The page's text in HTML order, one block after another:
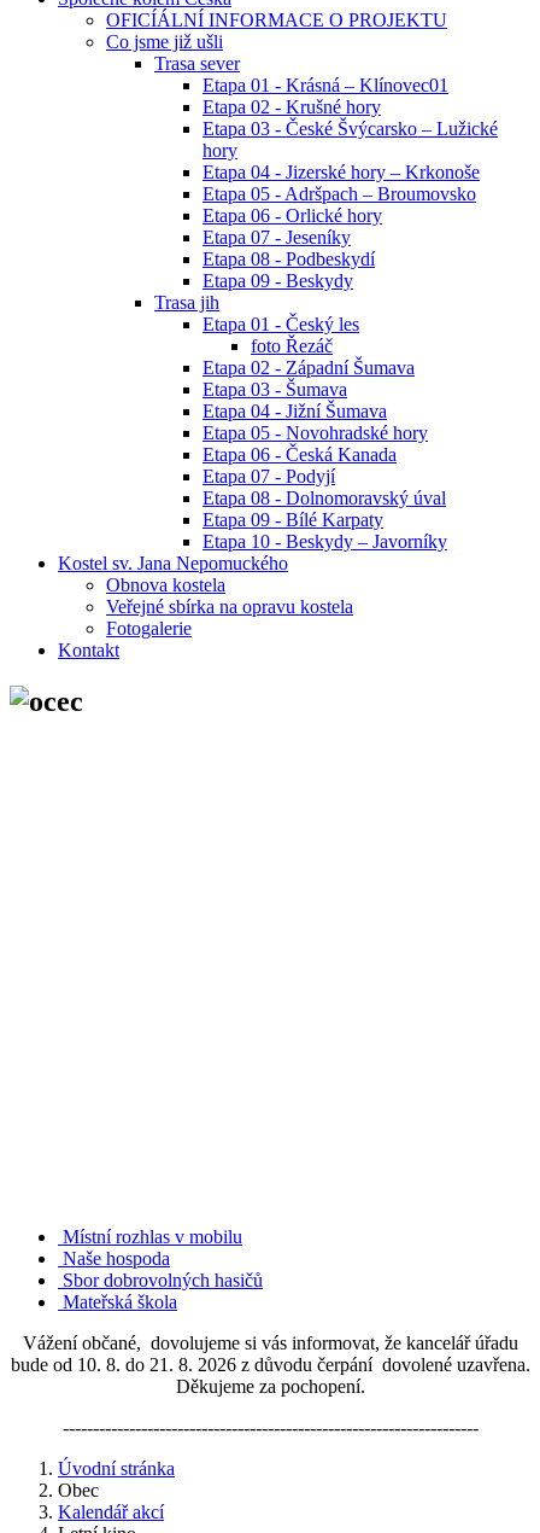
OFICÍÁLNÍ INFORMACE O PROJEKTU
Co jsme již ušli
Trasa sever
Etapa 01 - Krásná – Klínovec01
Etapa 02 - Krušné hory
Etapa 03 - České Švýcarsko – Lužické
hory
Etapa 04 - Jizerské hory – Krkonoše
Etapa 05 - Adršpach – Broumovsko
Etapa 06 - Orlické hory
Etapa 07 - Jeseníky
Etapa 08 - Podbeskydí
Etapa 09 - Beskydy
Trasa jih
Etapa 01 - Český les
foto Řezáč
Etapa 02 - Západní Šumava
Etapa 03 - Šumava
Etapa 04 - Jižní Šumava
Etapa 05 - Novohradské hory
Etapa 06 - Česká Kanada
Etapa 07 - Podyjí
Etapa 08 - Dolnomoravský úval
Etapa 09 - Bílé Karpaty
Etapa 10 - Beskydy – Javorníky
Kostel sv. Jana Nepomuckého
Obnova kostela
Veřejné sbírka na opravu kostela
Fotogalerie
Kontakt
Místní rozhlas v mobilu
Naše hospoda
Sbor dobrovolných hasičů
Mateřská škola
Vážení občané, dovolujeme si vás informovat, že kancelář úřadu
bude od 10. 8. do 21. 8. 2026 z důvodu čerpání dovolené uzavřena.
Děkujeme za pochopení.
---------------------------------------------------------------------
Úvodní stránka
Obec
Kalendář akcí